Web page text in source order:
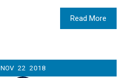
Read More
NOV 22 2018